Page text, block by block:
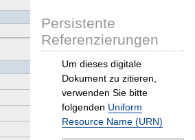
Persistente
Referenzierungen
Um dieses digitale
Dokument zu zitieren,
verwenden Sie bitte
folgenden Uniform
Resource Name (URN)